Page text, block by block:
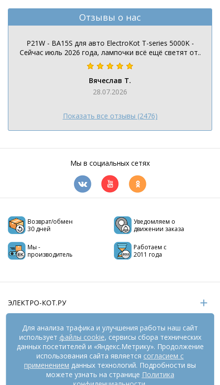
Отзывы о нас
P21W - BA15S для авто ElectroKot T-series 5000K -
Сейчас июль 2026 года, лампочки всё ещё светят от..
Вячеслав Т.
28.07.2026
Показать все отзывы (2476)
Мы в социальных сетях
Возврат/обмен
30 дней
Уведомляем о
движении заказа
Мы -
производитель
Работаем с
2011 года
ЭЛЕКТРО-КОТ.РУ
ИНФОРМАЦИЯ
РЕКВИЗИТЫ
На информационном ресурсе применяются
рекомендательные технологии (информационные технологии
Для анализа трафика и улучшения работы наш сайт
использует файлы cookie, сервисы сбора технических
данных посетителей и «Яндекс.Метрику». Продолжение
использования сайта является согласием с
применением данных технологий. Подробности вы
можете узнать на странице Политика